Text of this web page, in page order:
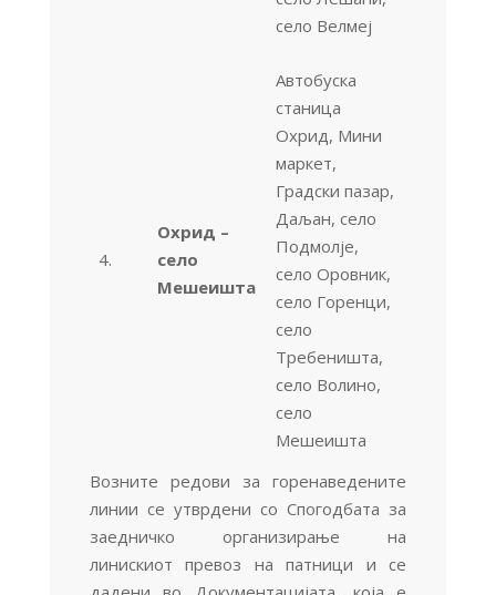
село Велмеј
4.
Охрид –
село
Мешеишта
Автобуска
станица
Охрид, Мини
маркет,
Градски пазар,
Даљан, село
Подмолје,
село Оровник,
село Горенци,
село
Требеништа,
село Волино,
село
Мешеишта
Возните редови за горенаведените
линии се утврдени со Спогодбата за
заедничко организирање на
линискиот превоз на патници и се